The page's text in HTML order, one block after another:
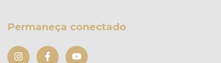
Permaneça conectado